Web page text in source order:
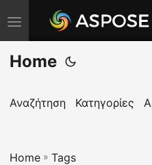
Ε
ν
α
λ
ή
Home
Αναζήτηση Κατηγορίες
Home » Tags